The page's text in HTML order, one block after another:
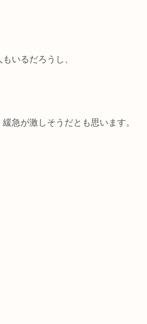
いるだろうし、
急が激しそうだとも思います。